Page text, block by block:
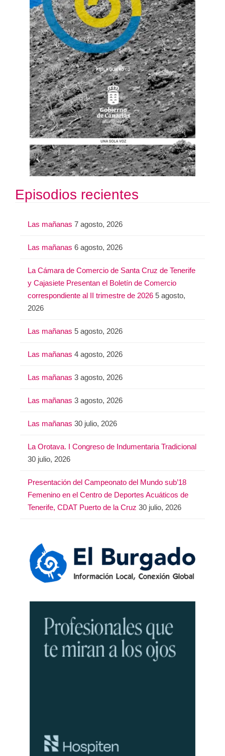
Episodios recientes
Las mañanas 7 agosto, 2026
Las mañanas 6 agosto, 2026
La Cámara de Comercio de Santa Cruz de Tenerife
y Cajasiete Presentan el Boletín de Comercio
correspondiente al II trimestre de 2026 5 agosto,
2026
Las mañanas 5 agosto, 2026
Las mañanas 4 agosto, 2026
Las mañanas 3 agosto, 2026
Las mañanas 3 agosto, 2026
Las mañanas 30 julio, 2026
La Orotava. I Congreso de Indumentaria Tradicional
30 julio, 2026
Presentación del Campeonato del Mundo sub’18
Femenino en el Centro de Deportes Acuáticos de
Tenerife, CDAT Puerto de la Cruz 30 julio, 2026